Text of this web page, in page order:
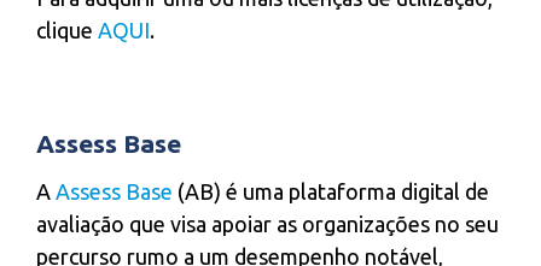
clique AQUI.
Assess Base
A Assess Base (AB) é uma plataforma digital de
avaliação que visa apoiar as organizações no seu
percurso rumo a um desempenho notável,